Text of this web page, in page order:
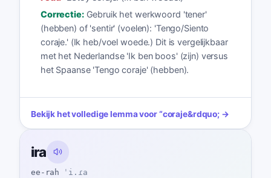
Correctie: Gebruik het werkwoord 'tener'
(hebben) of 'sentir' (voelen): 'Tengo/Siento
coraje.' (Ik heb/voel woede.) Dit is vergelijkbaar
met het Nederlandse 'Ik ben boos' (zijn) versus
het Spaanse 'Tengo coraje' (hebben).
Bekijk het volledige lemma voor“coraje&rdquo; →
ira
ee-rah ˈi.ɾa